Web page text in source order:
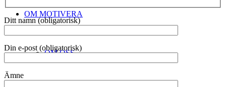
OM MOTIVERA
OM OSS
Ditt namn (obligatorisk)
Din e-post (obligatorisk)
Ämne